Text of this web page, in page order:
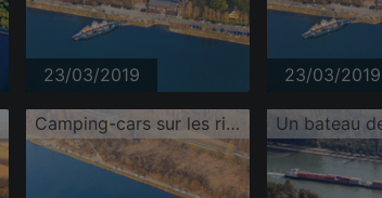
23/03/2019 23/03/2019
Camping-cars sur les rives du Rhin